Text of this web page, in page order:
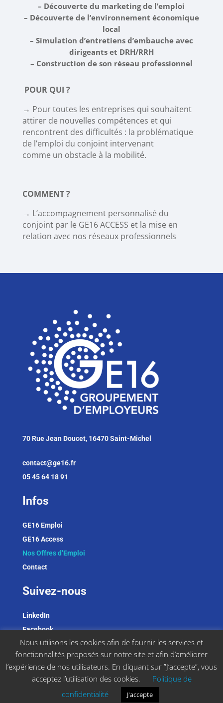
– Découverte du marketing de l’emploi
– Découverte de l’environnement économique
local
– Simulation d’entretiens d’embauche avec
dirigeants et DRH/RRH
– Construction de son réseau professionnel
POUR QUI ?
→ Pour toutes les entreprises qui souhaitent
attirer de nouvelles compétences et qui
rencontrent des difficultés : la problématique
de l’emploi du conjoint intervenant
comme un obstacle à la mobilité.
COMMENT ?
→ L’accompagnement personnalisé du
conjoint par le GE16 ACCESS et la mise en
relation avec nos réseaux professionnels
70 Rue Jean Doucet, 16470 Saint-Michel
contact@ge16.fr
05 45 64 18 91
Infos
GE16 Emploi
GE16 Access
Nos Offres d’Emploi
Contact
Suivez-nous
LinkedIn
Facebook
Instagram
Nous utilisons les cookies afin de fournir les services et
fonctionnalités proposés sur notre site et afin d’améliorer
l’expérience de nos utilisateurs. En cliquant sur ”J’accepte”, vous
acceptez l’utilisation des cookies.
Politique de
confidentialité
J'accepte